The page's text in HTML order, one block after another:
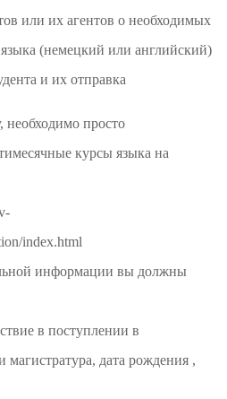
или их агентов о необходимых
(немецкий или английский)
и их отправка
необходимо просто
курсы языка на
index.html
информации вы должны
в поступлении в
магистратура, дата рождения ,